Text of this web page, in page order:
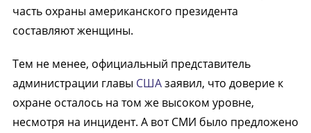
часть охраны американского президента
составляют женщины.
Тем не менее, официальный представитель
администрации главы СШАзаявил, что доверие к
охране осталось на том же высоком уровне,
несмотря на инцидент. А вот СМИ было предложено